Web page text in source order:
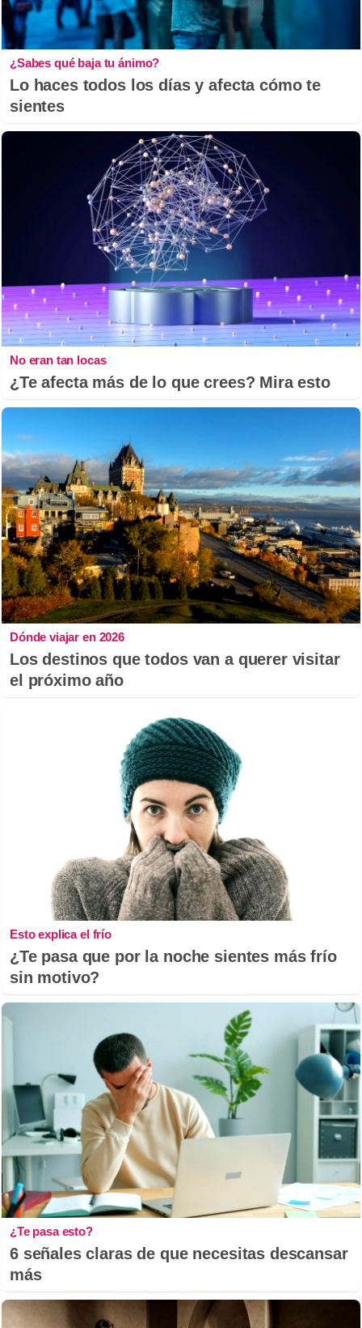
¿Sabes qué baja tu ánimo?
Lo haces todos los días y afecta cómo te
sientes
No eran tan locas
¿Te afecta más de lo que crees? Mira esto
Dónde viajar en 2026
Los destinos que todos van a querer visitar
el próximo año
Esto explica el frío
¿Te pasa que por la noche sientes más frío
sin motivo?
¿Te pasa esto?
6 señales claras de que necesitas descansar
más